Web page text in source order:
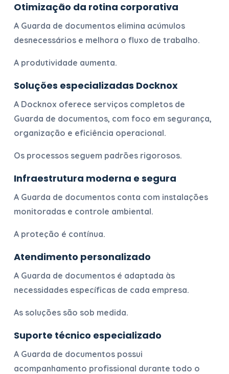
Otimização da rotina corporativa
A Guarda de documentoselimina acúmulos
desnecessários e melhora o fluxo de trabalho.
A produtividade aumenta.
Soluções especializadas Docknox
A Docknox oferece serviços completos de
Guarda de documentos, com foco em segurança,
organização e eficiência operacional.
Os processos seguem padrões rigorosos.
Infraestrutura moderna e segura
A Guarda de documentosconta com instalações
monitoradas e controle ambiental.
A proteção é contínua.
Atendimento personalizado
A Guarda de documentosé adaptada às
necessidades específicas de cada empresa.
As soluções são sob medida.
Suporte técnico especializado
A Guarda de documentospossui
acompanhamento profissional durante todo o